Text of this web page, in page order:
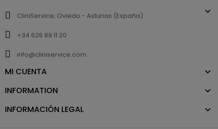
CliniService, Oviedo - Asturias (España)
+34 626 89 11 20
info@cliniservice.com
MI CUENTA
INFORMATION
INFORMACIÓN LEGAL